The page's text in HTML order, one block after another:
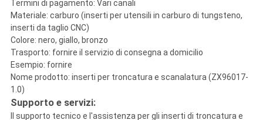
Termini di pagamento: Vari canali
Materiale: carburo (inserti per utensili in carburo di tungsteno,
inserti da taglio CNC)
Colore: nero, giallo, bronzo
Trasporto: fornire il servizio di consegna a domicilio
Esempio: fornire
Nome prodotto: inserti per troncatura e scanalatura (ZX96017-
1.0)
Supporto e servizi:
Il supporto tecnico e l'assistenza per gli inserti di troncatura e